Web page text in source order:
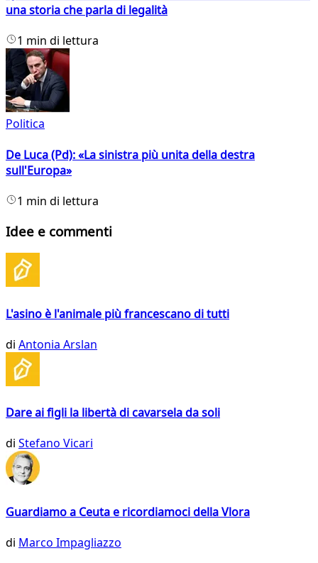
una storia che parla di legalità
1 min di lettura
Politica
De Luca (Pd): «La sinistra più unita della destra
sull'Europa»
1 min di lettura
Idee e commenti
L'asino è l'animale più francescano di tutti
di Antonia Arslan
Dare ai figli la libertà di cavarsela da soli
di Stefano Vicari
Guardiamo a Ceuta e ricordiamoci della Vlora
di Marco Impagliazzo